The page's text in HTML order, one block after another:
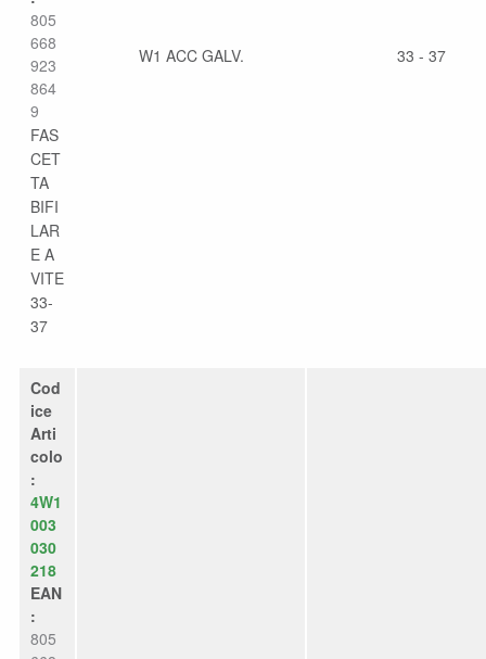
805
668
923
864
9
FAS
CET
TA
BIFI
LAR
E A
VITE
33-
37
W1 ACC GALV. 33 - 37
Cod
ice
Arti
colo
:
4W1
003
030
218
EAN
:
805